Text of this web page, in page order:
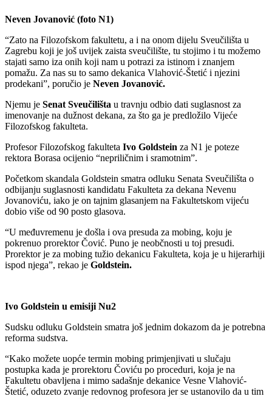
Neven Jovanović (foto N1)
“Zato na Filozofskom fakultetu, a i na onom dijelu Sveučilišta u
Zagrebu koji je još uvijek zaista sveučilište, tu stojimo i tu možemo
stajati samo iza onih koji nam u potrazi za istinom i znanjem
pomažu. Za nas su to samo dekanica Vlahović-Štetić i njezini
prodekani”, poručio je Neven Jovanović.
Njemu je Senat Sveučilišta u travnju odbio dati suglasnost za
imenovanje na dužnost dekana, za što ga je predložilo Vijeće
Filozofskog fakulteta.
Profesor Filozofskog fakulteta Ivo Goldstein za N1 je poteze
rektora Borasa ocijenio “nepriličnim i sramotnim”.
Početkom skandala Goldstein smatra odluku Senata Sveučilišta o
odbijanju suglasnosti kandidatu Fakulteta za dekana Nevenu
Jovanoviću, iako je on tajnim glasanjem na Fakultetskom vijeću
dobio više od 90 posto glasova.
“U međuvremenu je došla i ova presuda za mobing, koju je
pokrenuo prorektor Čović. Puno je neobčnosti u toj presudi.
Prorektor je za mobing tužio dekanicu Fakulteta, koja je u hijerarhiji
ispod njega”, rekao je Goldstein.
Ivo Goldstein u emisiji Nu2
Sudsku odluku Goldstein smatra još jednim dokazom da je potrebna
reforma sudstva.
“Kako možete uopće termin mobing primjenjivati u slučaju
postupka kada je prorektoru Čoviću po proceduri, koja je na
Fakultetu obavljena i mimo sadašnje dekanice Vesne Vlahović-
Štetić, oduzeto zvanje redovnog profesora jer se ustanovilo da u tim